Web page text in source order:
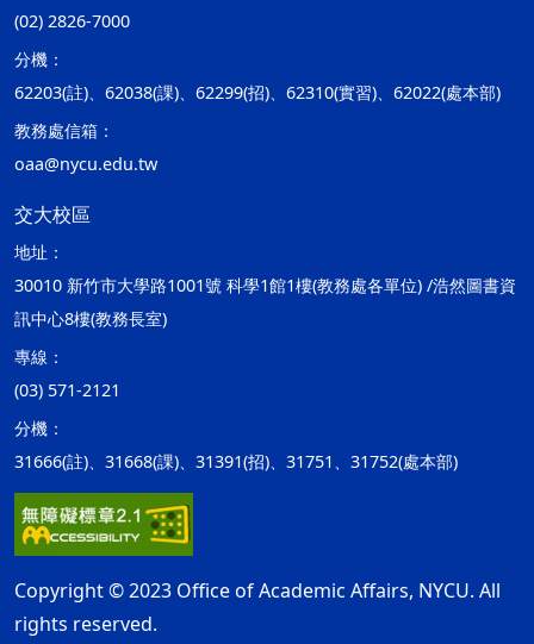
(02) 2826-7000
分機：
62203(註)、62038(課)、62299(招)、62310(實習)、62022(處本部)
教務處信箱：
oaa@nycu.edu.tw
交大校區
地址：
30010 新竹市大學路1001號 科學1館1樓(教務處各單位) /浩然圖書資
訊中心8樓(教務長室)
專線：
(03) 571-2121
分機：
31666(註)、31668(課)、31391(招)、31751、31752(處本部)
Copyright © 2023 Office of Academic Affairs, NYCU. All
rights reserved.